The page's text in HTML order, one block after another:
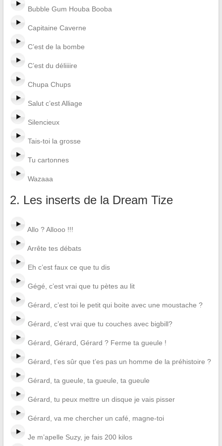
Bubble Gum Houba Booba
Capitaine Caverne
C’est de la bombe
C’est du déliiiire
Chupa Chups
Salut c’est Alliage
Silencieux
Tais-toi la grosse
Tu cartonnes
Wazaaa
2. Les inserts de la Dream Tize
Allo ? Allooo !!!
Arrête tes débats
Eh c’est faux ce que tu dis
Gégé, c’est vrai que tu pètes au lit
Gérard, c’est toi le petit qui boite avec une moustache ?
Gérard, c’est vrai que tu couches avec bigbill?
Gérard, Gérard, Gérard ? Ferme ta gueule !
Gérard, t’es sûr que t’es pas un homme de la préhistoire ?
Gérard, ta gueule, ta gueule, ta gueule
Gérard, tu peux mettre un disque je vais pisser
Gérard, va me chercher un café, magne-toi
Je m’apelle Suzy, je fais 200 kilos